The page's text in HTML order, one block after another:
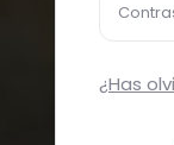
¿Has